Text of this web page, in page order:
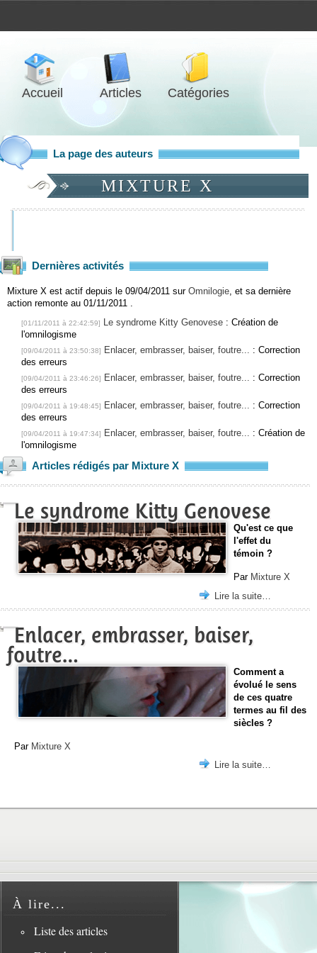
Accueil Articles Catégories
La page des auteurs
MIXTURE X
Dernières activités
Mixture X est actif depuis le 09/04/2011 sur Omnilogie , et sa dernière
action remonte au 01/11/2011 .
[01/11/2011 à 22:42:59] Le syndrome Kitty Genovese : Création de
l'omnilogisme
[09/04/2011 à 23:50:38] Enlacer, embrasser, baiser, foutre...
: Correction
des erreurs
[09/04/2011 à 23:46:26] Enlacer, embrasser, baiser, foutre...
: Correction
des erreurs
[09/04/2011 à 19:48:45] Enlacer, embrasser, baiser, foutre...
: Correction
des erreurs
[09/04/2011 à 19:47:34] Enlacer, embrasser, baiser, foutre...
: Création de
l'omnilogisme
Articles rédigés par Mixture X
Le syndrome Kitty Genovese
Qu'est ce que
l'effet du
témoin ?
Par Mixture X
Lire la suite…
Enlacer, embrasser, baiser,
foutre…
Comment a
évolué le sens
de ces quatre
termes au fil des
siècles ?
Par Mixture X
Lire la suite…
À lire...
Liste des articles